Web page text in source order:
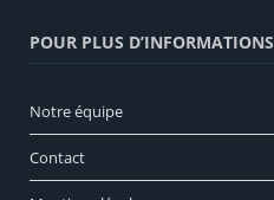
POUR PLUS D’INFORMATIONS
Notre équipe
Contact